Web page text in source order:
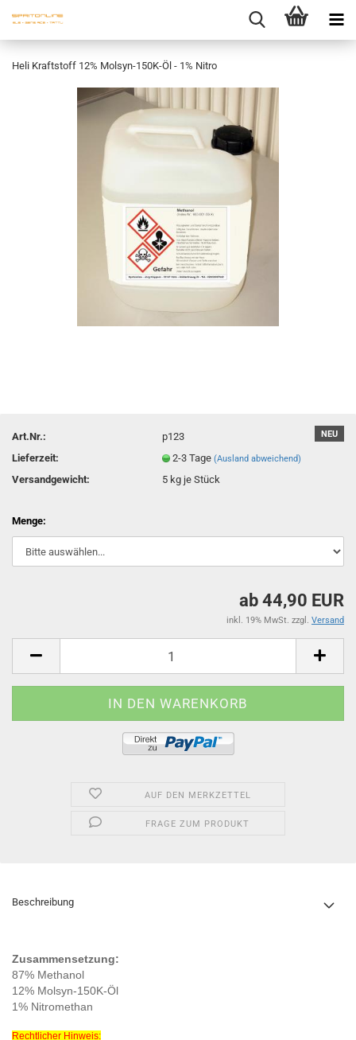
Heli Kraftstoff 12% Molsyn-150K-Öl - 1% Nitro
NEU
Art.Nr.:
p123
Lieferzeit:
2-3 Tage(Ausland abweichend)
Versandgewicht: 5 kg je Stück
Menge:
ab 44,90 EUR
inkl. 19% MwSt. zzgl. Versand
AUF DEN MERKZETTEL
FRAGE ZUM PRODUKT
Beschreibung
Zusammensetzung:
87% Methanol
12% Molsyn-150K-Öl
1% Nitromethan
Rechtlicher Hinweis: